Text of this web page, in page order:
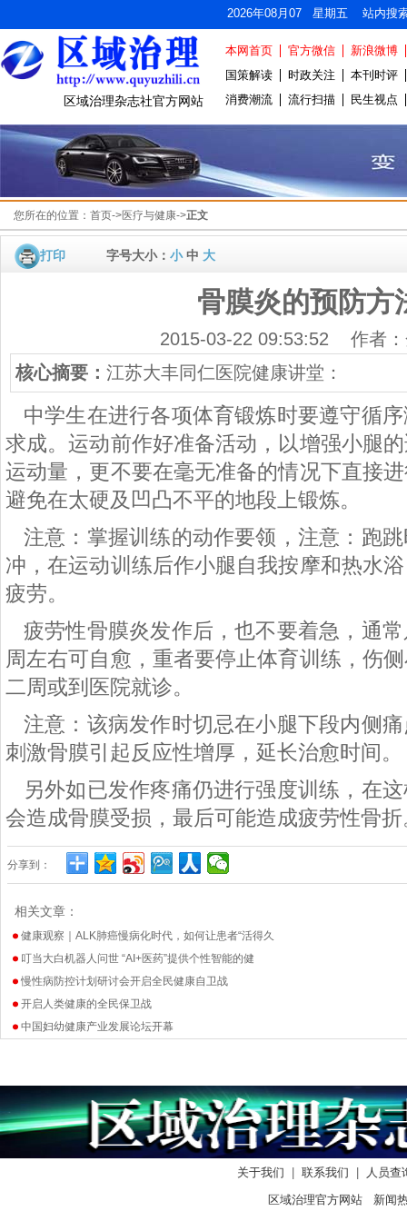
2026年08月07 星期五 站内搜
区域治理杂志社官方网站
本网首页 官方微信
新浪微博
国策解读
时政关注
本刊时评
消费潮流
流行扫描 民生视点
您所在的位置： 首页->医疗与健康->正文
打印 字号大小： 小中 大
骨膜炎的预防方
2015-03-22 09:53:52 作者：
核心摘要： 江苏大丰同仁医院健康讲堂：
中学生在进行各项体育锻炼时要遵守循
求成。运动前作好准备活动，以增强小腿
运动量，更不要在毫无准备的情况下直接
避免在太硬及凹凸不平的地段上锻炼。
注意：掌握训练的动作要领，注意：跑
冲，在运动训练后作小腿自我按摩和热水
疲劳。
疲劳性骨膜炎发作后，也不要着急，通
周左右可自愈，重者要停止体育训练，伤
二周或到医院就诊。
注意：该病发作时切忌在小腿下段内侧
刺激骨膜引起反应性增厚，延长治愈时间。
另外如已发作疼痛仍进行强度训练，在
会造成骨膜受损，最后可能造成疲劳性骨
分享到：
相关文章：
健康观察｜ALK肺癌慢病化时代，如何让患者“活得久
叮当大白机器人问世 “AI+医药”提供个性智能的健
慢性病防控计划研讨会开启全民健康自卫战
开启人类健康的全民保卫战
中国妇幼健康产业发展论坛开幕
关于我们 联系我们
人员查
区域治理官方网站 新闻